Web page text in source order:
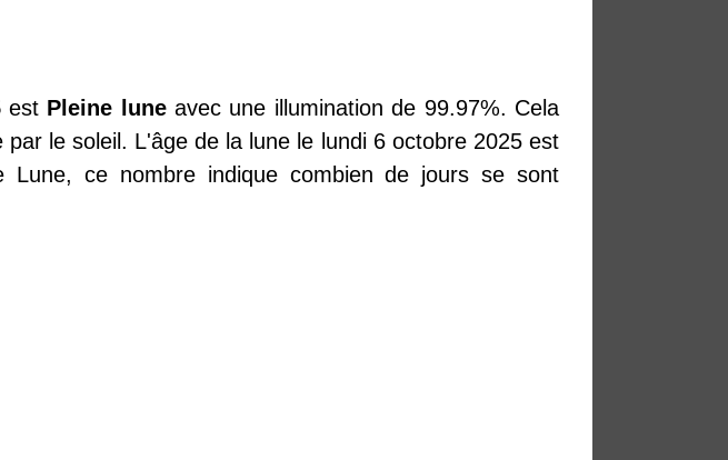
est Pleine luneavec une illumination de 99.97%. Cela
le soleil. L'âge de la lune le lundi 6 octobre 2025 est
Lune, ce nombre indique combien de jours se sont